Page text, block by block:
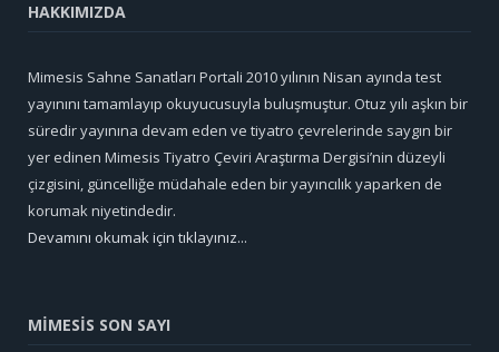
HAKKIMIZDA
Mimesis Sahne Sanatları Portali 2010 yılının Nisan ayında test
yayınını tamamlayıp okuyucusuyla buluşmuştur. Otuz yılı aşkın bir
süredir yayınına devam eden ve tiyatro çevrelerinde saygın bir
yer edinen Mimesis Tiyatro Çeviri Araştırma Dergisi’nin düzeyli
çizgisini, güncelliğe müdahale eden bir yayıncılık yaparken de
korumak niyetindedir.
Devamını okumak için tıklayınız...
MİMESİS SON SAYI